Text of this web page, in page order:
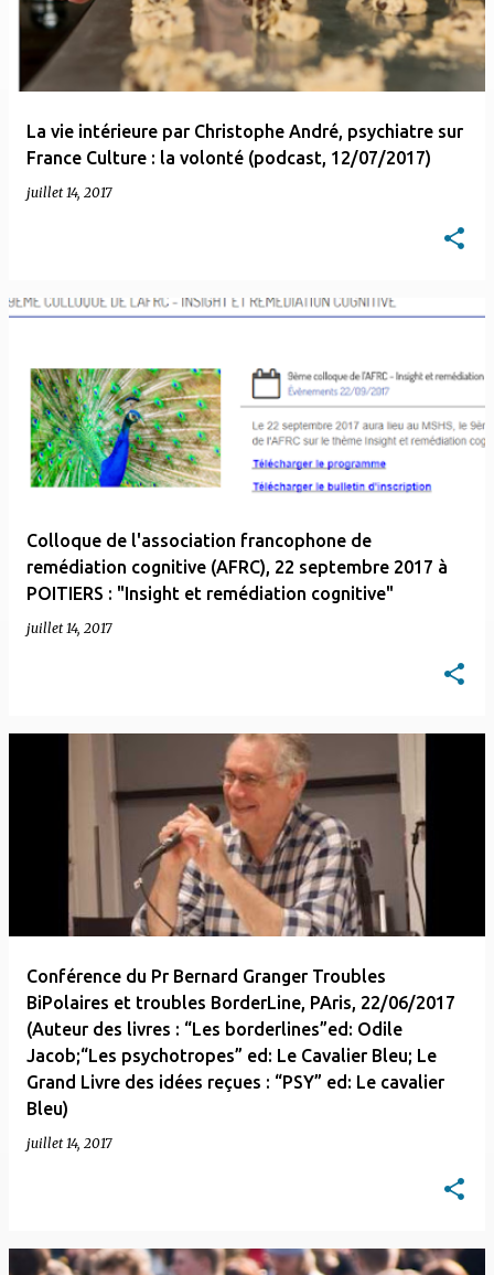
La vie intérieure par Christophe André, psychiatre sur
France Culture : la volonté (podcast, 12/07/2017)
juillet 14, 2017
Colloque de l'association francophone de
remédiation cognitive (AFRC), 22 septembre 2017 à
POITIERS : "Insight et remédiation cognitive"
juillet 14, 2017
Conférence du Pr Bernard Granger Troubles
BiPolaires et troubles BorderLine, PAris, 22/06/2017
(Auteur des livres : “Les borderlines”ed: Odile
Jacob;“Les psychotropes” ed: Le Cavalier Bleu; Le
Grand Livre des idées reçues : “PSY” ed: Le cavalier
Bleu)
juillet 14, 2017